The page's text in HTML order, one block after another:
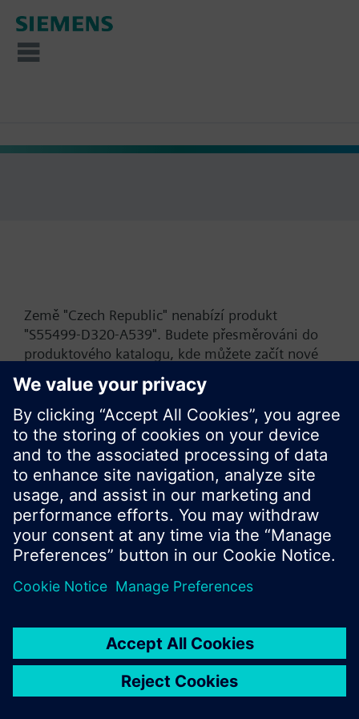
Země "Czech Republic" nenabízí produkt
"S55499-D320-A539". Budete přesměrováni do
produktového katalogu, kde můžete začít nové
vyhledávání nebo procházet rozsáhlou nabídku
produktů společnosti Siemens.
Ok